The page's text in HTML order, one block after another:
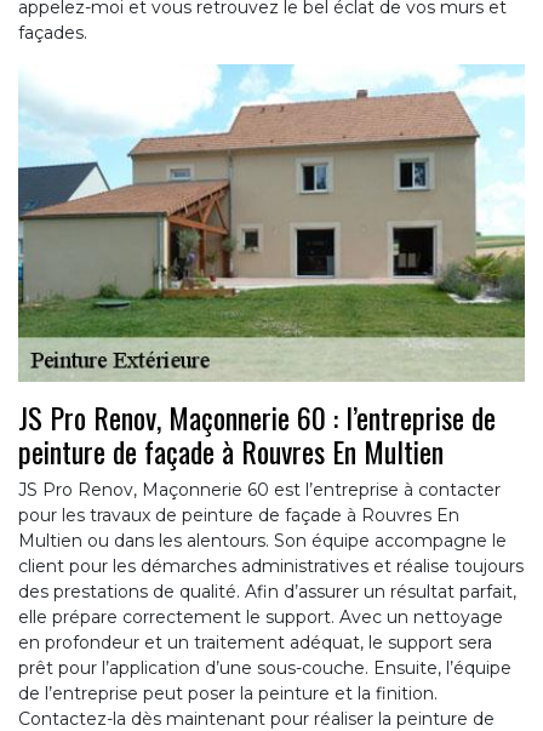
appelez-moi et vous retrouvez le bel éclat de vos murs et
façades.
JS Pro Renov, Maçonnerie 60 : l’entreprise de
peinture de façade à Rouvres En Multien
JS Pro Renov, Maçonnerie 60 est l’entreprise à contacter
pour les travaux de peinture de façade à Rouvres En
Multien ou dans les alentours. Son équipe accompagne le
client pour les démarches administratives et réalise toujours
des prestations de qualité. Afin d’assurer un résultat parfait,
elle prépare correctement le support. Avec un nettoyage
en profondeur et un traitement adéquat, le support sera
prêt pour l’application d’une sous-couche. Ensuite, l’équipe
de l’entreprise peut poser la peinture et la finition.
Contactez-la dès maintenant pour réaliser la peinture de